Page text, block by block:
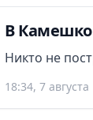
В
Никто не
18:34, 7 августа